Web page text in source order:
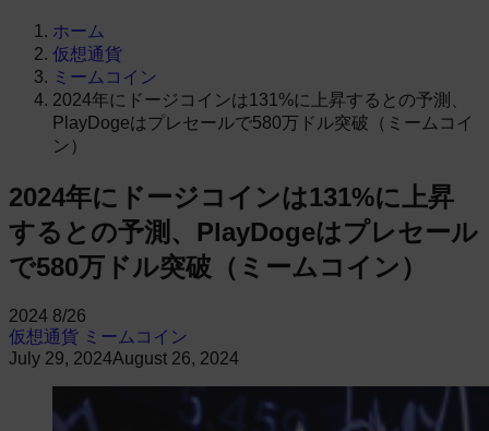
ホーム
仮想通貨
ミームコイン
2024年にドージコインは131%に上昇するとの予測、
PlayDogeはプレセールで580万ドル突破（ミームコイ
ン）
2024年にドージコインは131%に上昇
するとの予測、PlayDogeはプレセール
で580万ドル突破（ミームコイン）
2024 8/26
仮想通貨 ミームコイン
July 29, 2024August 26, 2024